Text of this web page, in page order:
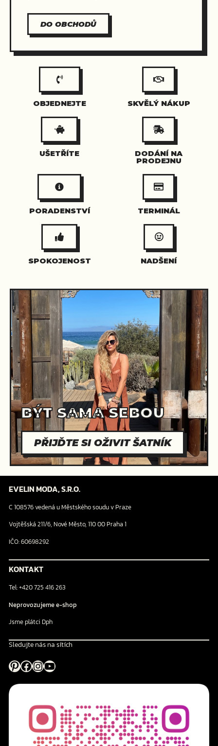
DO OBCHODŮ
OBJEDNEJTE SKVĚLÝ NÁKUP
UŠETŘÍTE DODÁNÍ NA
PRODEJNU
PORADENSTVÍ TERMINÁL
SPOKOJENOST NADŠENÍ
BÝT SAMA SEBOU
PŘIJĎTE SI OŽIVIT ŠATNÍK
EVELIN MODA, S.R.O.
C 108576 vedená u Městského soudu v Praze
Vojtěšská 211/6, Nové Město, 110 00 Praha 1
IČO: 60698292
KONTAKT
Tel: +420 725 416 263
Neprovozujeme e-shop
Jsme plátci Dph
Sledujte nás na sítích